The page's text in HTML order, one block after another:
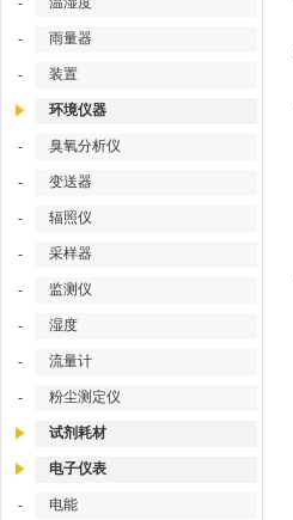
-
- 雨量器
- 装置
环境仪器
- 臭氧分析仪
- 变送器
- 辐照仪
- 采样器
- 监测仪
- 湿度
- 流量计
- 粉尘测定仪
试剂耗材
电子仪表
- 电能